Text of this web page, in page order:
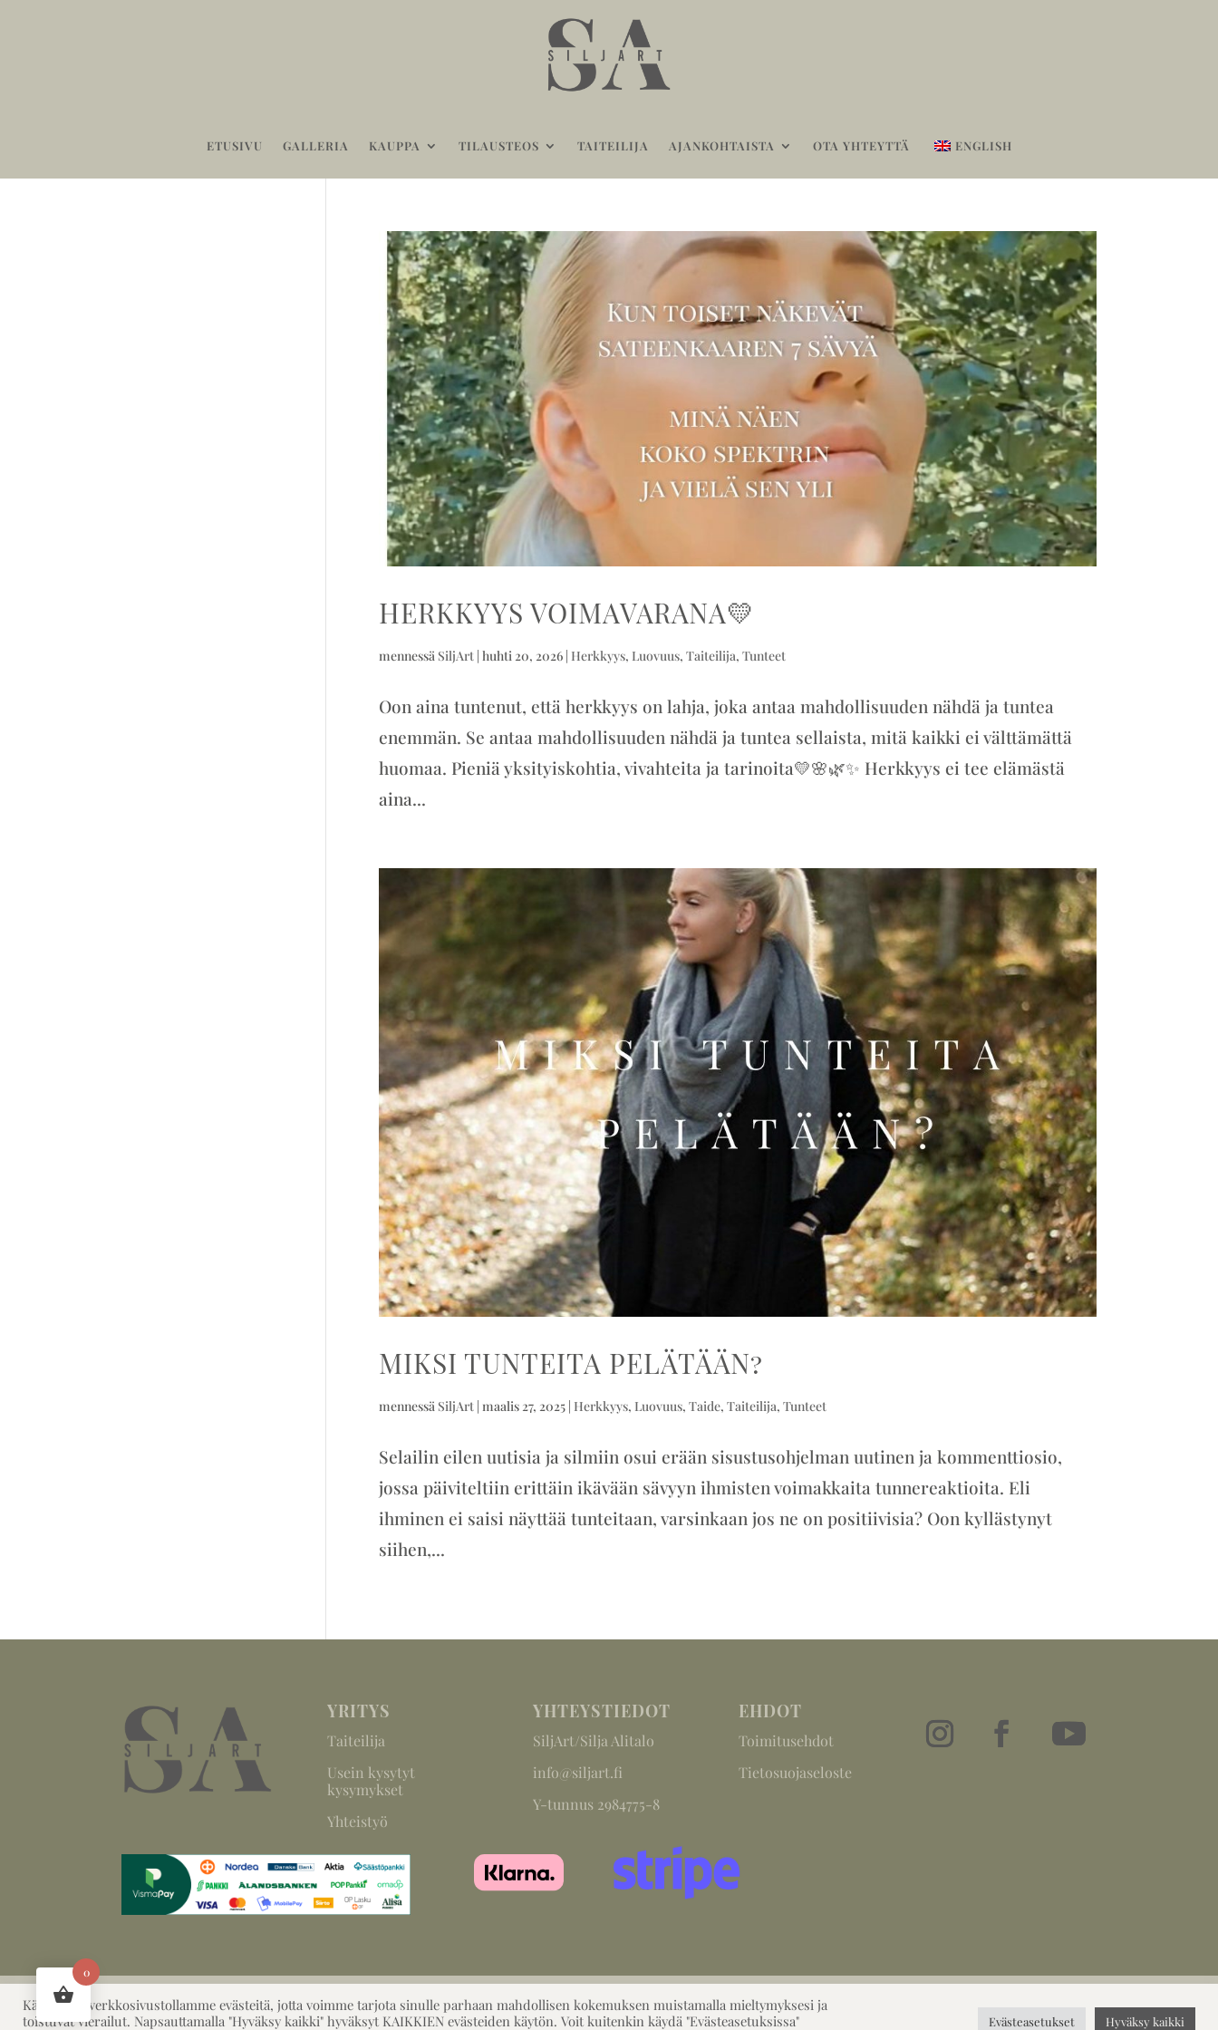
ETUSIVU GALLERIA KAUPPA TILAUSTEOS TAITEILIJA AJANKOHTAISTA OTA YHTEYTTÄ ENGLISH
HERKKYYS VOIMAVARANA💛
mennessä SiljArt| huhti 20, 2026| Herkkyys, Luovuus, Taiteilija, Tunteet
Oon aina tuntenut, että herkkyys on lahja, joka antaa mahdollisuuden nähdä ja tuntea
enemmän. Se antaa mahdollisuuden nähdä ja tuntea sellaista, mitä kaikki ei välttämättä
huomaa. Pieniä yksityiskohtia, vivahteita ja tarinoita💛🌸🌿✨ Herkkyys ei tee elämästä
aina...
MIKSI TUNTEITA PELÄTÄÄN?
mennessä SiljArt| maalis 27, 2025| Herkkyys, Luovuus, Taide, Taiteilija, Tunteet
Selailin eilen uutisia ja silmiin osui erään sisustusohjelman uutinen ja kommenttiosio,
jossa päiviteltiin erittäin ikävään sävyyn ihmisten voimakkaita tunnereaktioita. Eli
ihminen ei saisi näyttää tunteitaan, varsinkaan jos ne on positiivisia? Oon kyllästynyt
siihen,...
YRITYS
Taiteilija
Usein kysytyt
kysymykset
Yhteistyö
YHTEYSTIEDOT
SiljArt/Silja Alitalo
info@siljart.fi
Y-tunnus 2984775-8
EHDOT
Toimitusehdot
Tietosuojaseloste
©2026, Designed by SiljArt
Käytämme verkkosivustollamme evästeitä, jotta voimme tarjota sinulle parhaan mahdollisen kokemuksen muistamalla mieltymyksesi ja
toistuvat vierailut. Napsauttamalla "Hyväksy kaikki" hyväksyt KAIKKIEN evästeiden käytön. Voit kuitenkin käydä "Evästeasetuksissa"
Evästeasetukset Hyväksy kaikki
0